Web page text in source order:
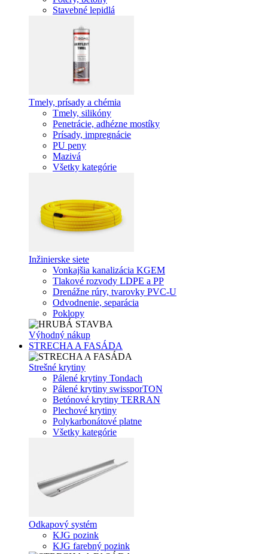
Stavebné lepidlá
Tmely, prísady a chémia
Tmely, silikóny
Penetrácie, adhézne mostíky
Prísady, impregnácie
PU peny
Mazivá
Všetky kategórie
Inžinierske siete
Vonkajšia kanalizácia KGEM
Tlakové rozvody LDPE a PP
Drenážne rúry, tvarovky PVC-U
Odvodnenie, separácia
Poklopy
Výhodný nákup
STRECHA A FASÁDA
Strešné krytiny
Pálené krytiny Tondach
Pálené krytiny swissporTON
Betónové krytiny TERRAN
Plechové krytiny
Polykarbonátové platne
Všetky kategórie
Odkapový systém
KJG pozink
KJG farebný pozink